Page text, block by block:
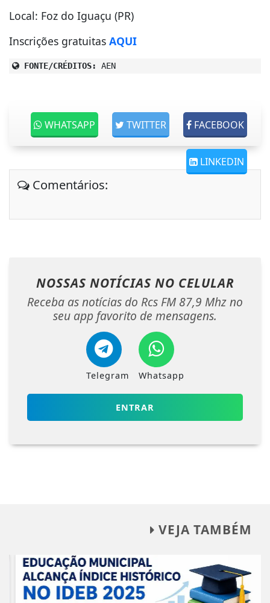
Local: Foz do Iguaçu (PR)
Inscrições gratuitas AQUI
FONTE/CRÉDITOS: AEN
FACEBOOK
TWITTER
WHATSAPP
LINKEDIN
Comentários:
NOSSAS NOTÍCIAS NO CELULAR
Receba as notícias do Rcs FM 87,9 Mhz no
seu app favorito de mensagens.
Telegram Whatsapp
ENTRAR
VEJA TAMBÉM